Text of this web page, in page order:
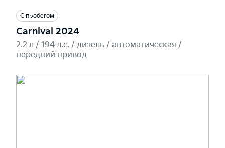
С пробегом
Carnival 2024
2.2 л / 194 л.c. / дизель / автоматическая /
передний привод